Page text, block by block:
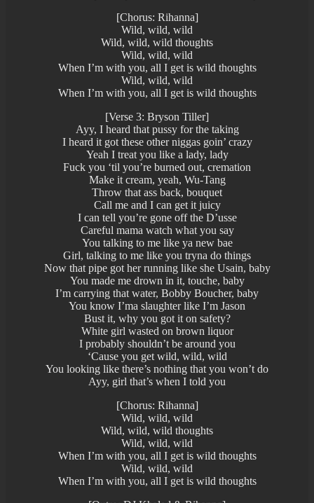
[Chorus: Rihanna]
Wild, wild, wild
Wild, wild, wild thoughts
Wild, wild, wild
When I’m with you, all I get is wild thoughts
Wild, wild, wild
When I’m with you, all I get is wild thoughts
[Verse 3: Bryson Tiller]
Ayy, I heard that pussy for the taking
I heard it got these other niggas goin’ crazy
Yeah I treat you like a lady, lady
Fuck you ‘til you’re burned out, cremation
Make it cream, yeah, Wu-Tang
Throw that ass back, bouquet
Call me and I can get it juicy
I can tell you’re gone off the D’usse
Careful mama watch what you say
You talking to me like ya new bae
Girl, talking to me like you tryna do things
Now that pipe got her running like she Usain, baby
You made me drown in it, touche, baby
I’m carrying that water, Bobby Boucher, baby
You know I’ma slaughter like I’m Jason
Bust it, why you got it on safety?
White girl wasted on brown liquor
I probably shouldn’t be around you
‘Cause you get wild, wild, wild
You looking like there’s nothing that you won’t do
Ayy, girl that’s when I told you
[Chorus: Rihanna]
Wild, wild, wild
Wild, wild, wild thoughts
Wild, wild, wild
When I’m with you, all I get is wild thoughts
Wild, wild, wild
When I’m with you, all I get is wild thoughts